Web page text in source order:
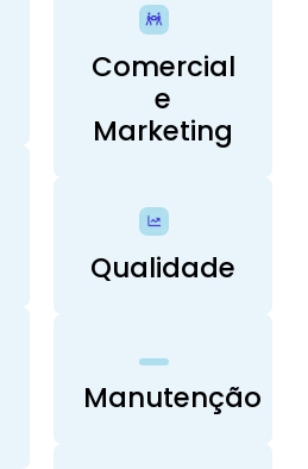
Comercial
e
Marketing
Qualidade
Manutenção